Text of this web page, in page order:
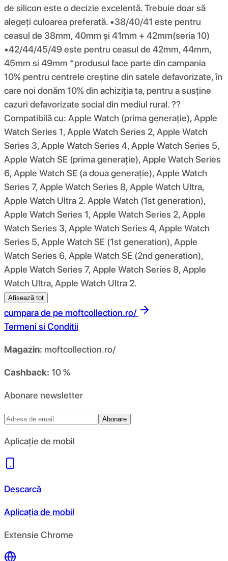
de silicon este o decizie excelentă. Trebuie doar să
alegeți culoarea preferată. •38/40/41 este pentru
ceasul de 38mm, 40mm și 41mm + 42mm(seria 10)
•42/44/45/49 este pentru ceasul de 42mm, 44mm,
45mm si 49mm *produsul face parte din campania
10% pentru centrele creștine din satele defavorizate, în
care noi donăm 10% din achiziția ta, pentru a susține
cazuri defavorizate social din mediul rural. ??
Compatibilă cu: Apple Watch (prima generație), Apple
Watch Series 1, Apple Watch Series 2, Apple Watch
Series 3, Apple Watch Series 4, Apple Watch Series 5,
Apple Watch SE (prima generație), Apple Watch Series
6, Apple Watch SE (a doua generație), Apple Watch
Series 7, Apple Watch Series 8, Apple Watch Ultra,
Apple Watch Ultra 2. Apple Watch (1st generation),
Apple Watch Series 1, Apple Watch Series 2, Apple
Watch Series 3, Apple Watch Series 4, Apple Watch
Series 5, Apple Watch SE (1st generation), Apple
Watch Series 6, Apple Watch SE (2nd generation),
Apple Watch Series 7, Apple Watch Series 8, Apple
Watch Ultra, Apple Watch Ultra 2.
Afișează tot
cumpara de pe moftcollection.ro/
Termeni si Conditii
Magazin: moftcollection.ro/
Cashback: 10 %
Abonare newsletter
Abonare
Aplicație de mobil
Descarcă
Aplicația de mobil
Extensie Chrome